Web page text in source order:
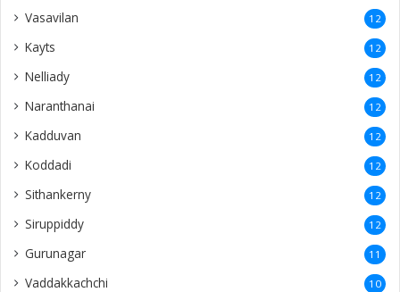
Vasavilan 12
Kayts 12
Nelliady 12
Naranthanai 12
Kadduvan 12
Koddadi 12
Sithankerny 12
Siruppiddy 12
Gurunagar 11
Vaddakkachchi 10